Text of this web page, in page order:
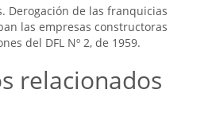
Derogación de las franquicias
las empresas constructoras
del DFL Nº 2, de 1959.
relacionados